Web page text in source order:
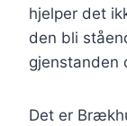
hjelper det
den bli
gjenstanden
Det er